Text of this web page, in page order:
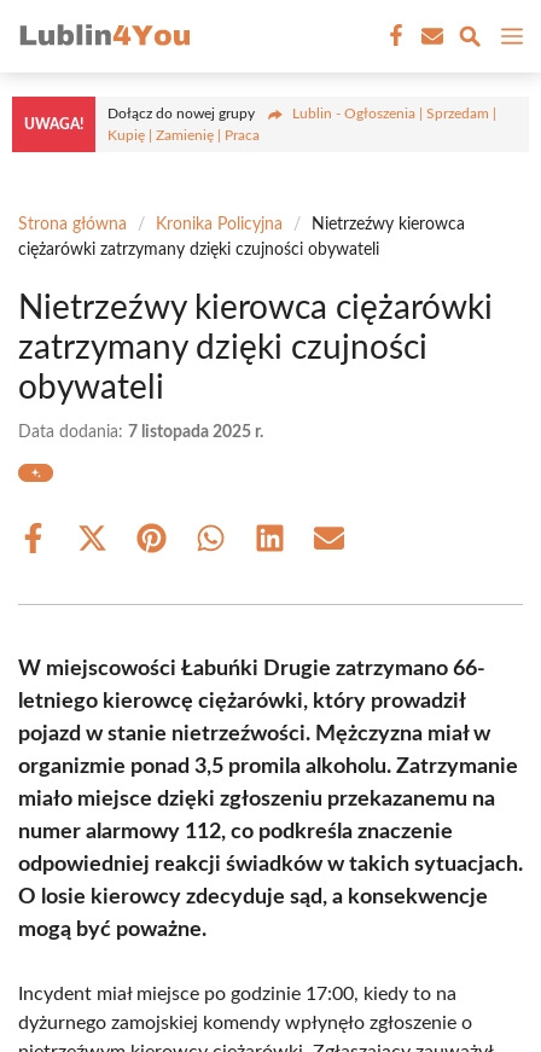
do
treści
UWAGA!
Dołącz do nowej grupy
Lublin - Ogłoszenia | Sprzedam |
Kupię | Zamienię | Praca
Strona główna / Kronika Policyjna /
Nietrzeźwy kierowca
ciężarówki zatrzymany dzięki czujności obywateli
Nietrzeźwy kierowca ciężarówki
zatrzymany dzięki czujności
obywateli
Data dodania: 7 listopada 2025 r.
Share
Share
(Twitter)
Share Share Share Share
W miejscowości Łabuńki Drugie zatrzymano 66-
letniego kierowcę ciężarówki, który prowadził
pojazd w stanie nietrzeźwości. Mężczyzna miał w
organizmie ponad 3,5 promila alkoholu. Zatrzymanie
miało miejsce dzięki zgłoszeniu przekazanemu na
numer alarmowy 112, co podkreśla znaczenie
odpowiedniej reakcji świadków w takich sytuacjach.
O losie kierowcy zdecyduje sąd, a konsekwencje
mogą być poważne.
Incydent miał miejsce po godzinie 17:00, kiedy to na
dyżurnego zamojskiej komendy wpłynęło zgłoszenie o